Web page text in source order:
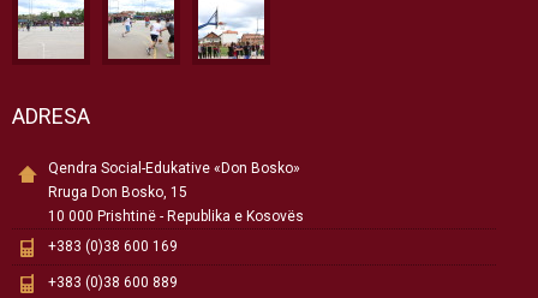
ADRESA
Qendra Social-Edukative «Don Bosko»
Rruga Don Bosko, 15
10 000 Prishtinë - Republika e Kosovës
+383 (0)38 600 169
+383 (0)38 600 889